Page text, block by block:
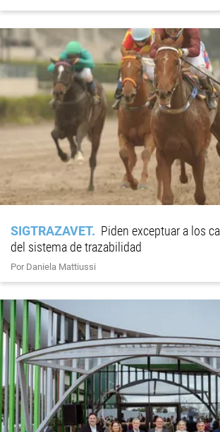
SIGTRAZAVET
Piden exceptuar a los
del sistema de trazabilidad
Por Daniela Mattiussi